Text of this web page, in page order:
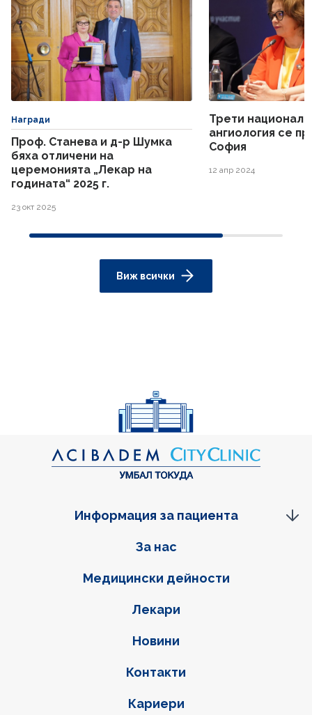
Награди
Проф. Станева и д-р Шумка
бяха отличени на
церемонията „Лекар на
годината“ 2025 г.
23 окт 2025
Трети
ангиология се
София
12 апр 2024
Виж всички
Фуутер навигация
За нас
Медицински дейности
Лекари
Новини
Контакти
Кариери
Информация за пациента